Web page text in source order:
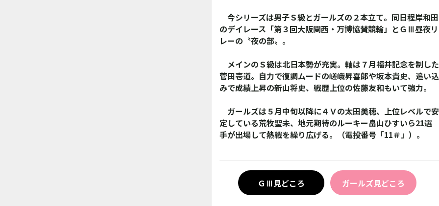
今シリーズは男子Ｓ級とガールズの２本立て。同日程岸和田
のデイレース「第３回大阪関西・万博協賛競輪」とＧⅢ昼夜リ
レーの〝夜の部〟。
メインのＳ級は北日本勢が充実。軸は７月福井記念を制した
菅田壱道。自力で復調ムードの嵯峨昇喜郞や坂本貴史、追い込
みで成績上昇の新山将史、戦歴上位の佐藤友和もいて強力。
ガールズは５月中旬以降に４Ｖの太田美穂、上位レベルで安
定している荒牧聖未、地元期待のルーキー畠山ひすいら21選
手が出場して熱戦を繰り広げる。（電投番号「11＃」）。
ＧⅢ見どころ ガールズ見どころ